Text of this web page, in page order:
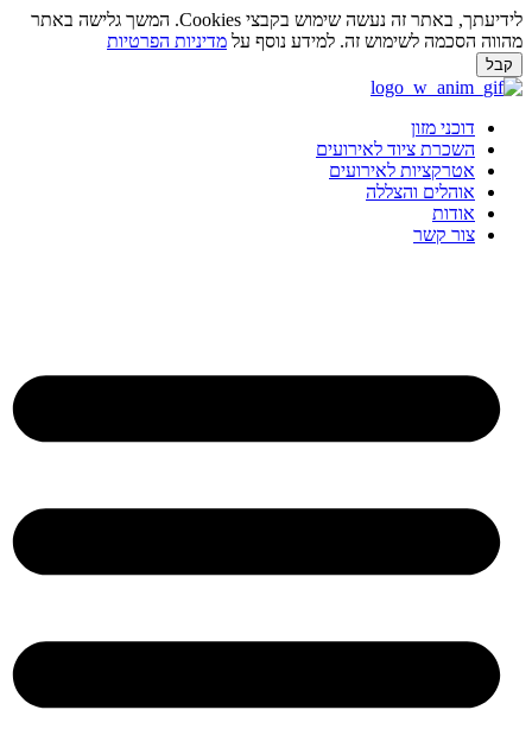
לידיעתך, באתר זה נעשה שימוש בקבצי Cookies. המשך גלישה באתר
הסכמה לשימוש זה. למידע נוסף עלמדיניות הפרטיות
קבל
דוכני מזון
השכרת ציוד לאירועים
אטרקציות לאירועים
אוהלים והצללה
אודות
צור קשר